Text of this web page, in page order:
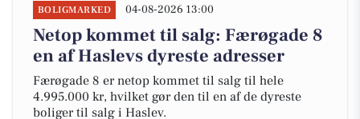
BOLIGMARKED 04-08-2026 13:00
Netop kommet til salg: Færøgade 8
en af Haslevs dyreste adresser
Færøgade 8 er netop kommet til salg til hele
4.995.000 kr, hvilket gør den til en af de dyreste
boliger til salg i Haslev.